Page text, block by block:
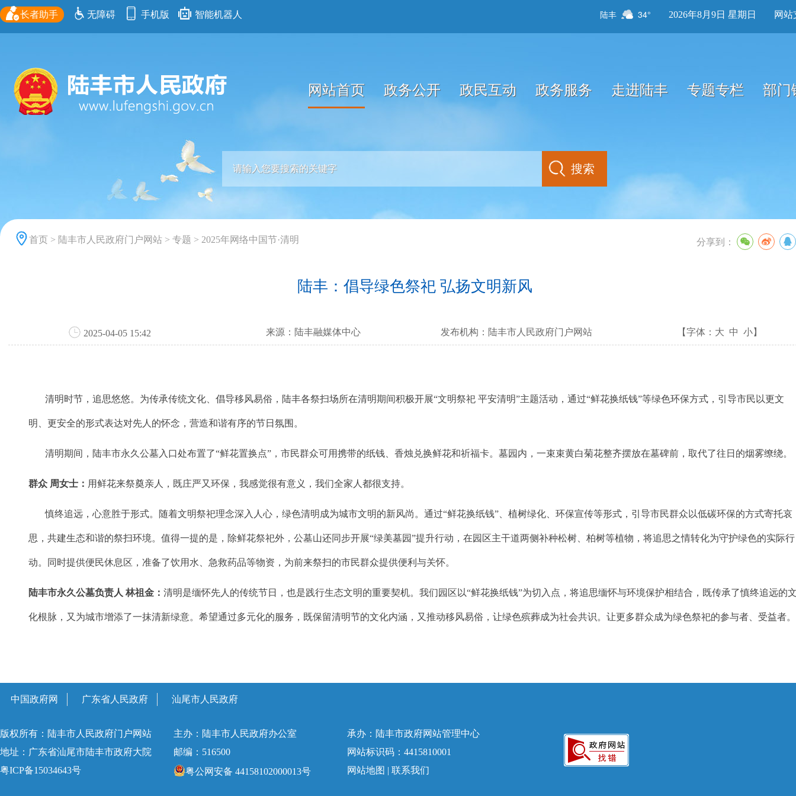
长者助手 无障碍 手机版 智能机器人 陆丰 34° 2026年8月9日 星期日 网站
网站首页 政务公开 政民互动 政务服务 走进陆丰 专题专栏 部门
首页 > 陆丰市人民政府门户网站 > 专题 > 2025年网络中国节·清明 分享到：
陆丰：倡导绿色祭祀 弘扬文明新风
2025-04-05 15:42 来源： 陆丰融媒体中心 发布机构： 陆丰市人民政府门户网站 【字体： 大 中 小】
清明时节，追思悠悠。为传承传统文化、倡导移风易俗，陆丰各祭扫场所在清明期间积极开展“文明祭祀 平安清明”主题活动，通过“鲜花换纸钱”等绿色环保方式，引导市民以更文
明、更安全的形式表达对先人的怀念，营造和谐有序的节日氛围。
清明期间，陆丰市永久公墓入口处布置了“鲜花置换点”，市民群众可用携带的纸钱、香烛兑换鲜花和祈福卡。墓园内，一束束黄白菊花整齐摆放在墓碑前，取代了往日的烟雾缭绕。
群众 周女士： 用鲜花来祭奠亲人，既庄严又环保，我感觉很有意义，我们全家人都很支持。
慎终追远，心意胜于形式。随着文明祭祀理念深入人心，绿色清明成为城市文明的新风尚。通过“鲜花换纸钱”、植树绿化、环保宣传等形式，引导市民群众以低碳环保的方式寄托哀
思，共建生态和谐的祭扫环境。值得一提的是，除鲜花祭祀外，公墓山还同步开展“绿美墓园”提升行动，在园区主干道两侧补种松树、柏树等植物，将追思之情转化为守护绿色的实际行
动。同时提供便民休息区，准备了饮用水、急救药品等物资，为前来祭扫的市民群众提供便利与关怀。
陆丰市永久公墓负责人 林祖金：清明是缅怀先人的传统节日，也是践行生态文明的重要契机。我们园区以“鲜花换纸钱”为切入点，将追思缅怀与环境保护相结合，既传承了慎终追远的
化根脉，又为城市增添了一抹清新绿意。希望通过多元化的服务，既保留清明节的文化内涵，又推动移风易俗，让绿色殡葬成为社会共识。让更多群众成为绿色祭祀的参与者、受益者。
中国政府网 广东省人民政府 汕尾市人民政府
版权所有：陆丰市人民政府门户网站 主办：陆丰市人民政府办公室
承办：陆丰市政府网站管理中心
地址：广东省汕尾市陆丰市政府大院
邮编：516500
网站标识码：4415810001
粤ICP备15034643号
粤公网安备 44158102000013号 网站地图 |联系我们